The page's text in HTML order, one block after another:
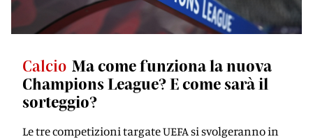
Calcio Ma come funziona la nuova
Champions League? E come sarà il
sorteggio?
Le tre competizioni targate UEFA si svolgeranno in